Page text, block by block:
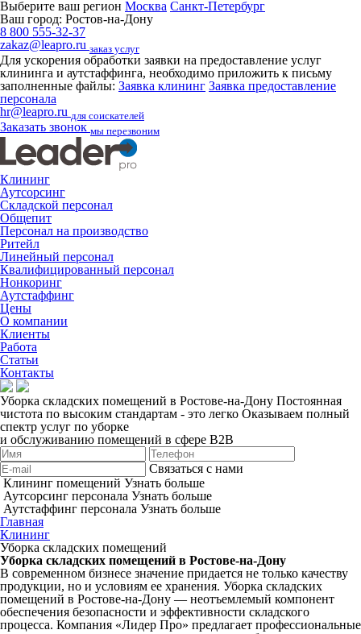
Выберите ваш регион Москва Санкт-Петербург
Ваш город: Ростов-на-Дону
8 800 555-32-37
zakaz@leapro.ru заказ услуг
Для ускорения обработки заявки на предоставление услуг
клининга и аутстаффинга, необходимо приложить к письму
заполненные файлы: Заявка клининг Заявка предоставление
персонала
hr@leapro.ru для соискателей
Заказать звонок мы перезвоним
Клининг
Аутсорсинг
Складской персонал
Общепит
Персонал на производство
Ритейл
Линейный персонал
Квалифицированный персонал
Нонкоринг
Аутстаффинг
Цены
О компании
Клиенты
Работа
Статьи
Контакты
Уборка складских помещений в Ростове-на-Дону Постоянная
чистота по высоким стандартам - это легко Оказываем полный
спектр услуг по уборке
и обслуживанию помещений в сфере B2B
Связаться с нами
Клининг помещений Узнать больше
Аутсорсинг персонала Узнать больше
Аутстаффинг персонала Узнать больше
Главная
Клининг
Уборка складских помещений
Уборка складских помещений в Ростове-на-Дону
В современном бизнесе значение придается не только качеству
продукции, но и условиям ее хранения. Уборка складских
помещений в Ростове-на-Дону — неотъемлемый компонент
обеспечения безопасности и эффективности складского
процесса. Компания «Лидер Про» предлагает профессиональные